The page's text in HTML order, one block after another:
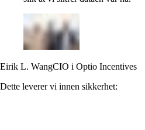
Eirik L. WangCIO i Optio Incentives
Dette leverer vi innen sikkerhet: